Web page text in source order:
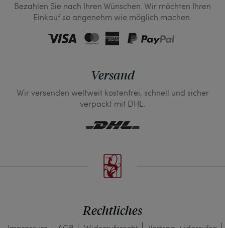
Bezahlen Sie nach Ihren Wünschen. Wir möchten Ihren
Einkauf so angenehm wie möglich machen.
Versand
Wir versenden weltweit kostenfrei, schnell und sicher
verpackt mit DHL.
Rechtliches